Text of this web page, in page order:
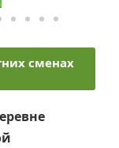
сменах